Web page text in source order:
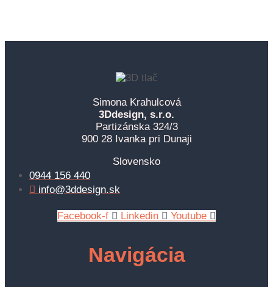
Simona Krahulcová
3Ddesign, s.r.o.
Partizánska 324/3
900 28 Ivanka pri Dunaji
Slovensko
0944 156 440
info@3ddesign.sk
Facebook-f Linkedin Youtube
Navigácia